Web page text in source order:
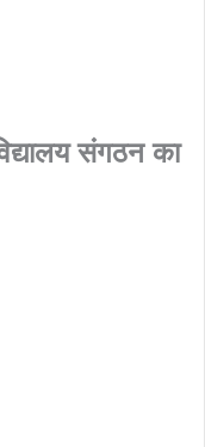
संगठन का